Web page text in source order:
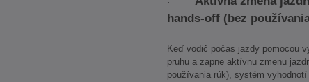
hands-off (bez
Keď vodič počas jazdy pomocou
pruhu a zapne aktívnu zmenu
používania rúk), systém